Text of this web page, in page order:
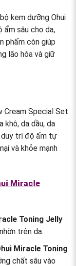
kem dưỡng Ohui
ẩm sâu cho da,
phẩm còn giúp
lão hóa và giữ
Cream Special Set
khô, da dầu, da
duy trì độ ẩm tự
và khỏe mạnh
Miracle
Toning Jelly
trên da.
Miracle Toning
chất sâu vào